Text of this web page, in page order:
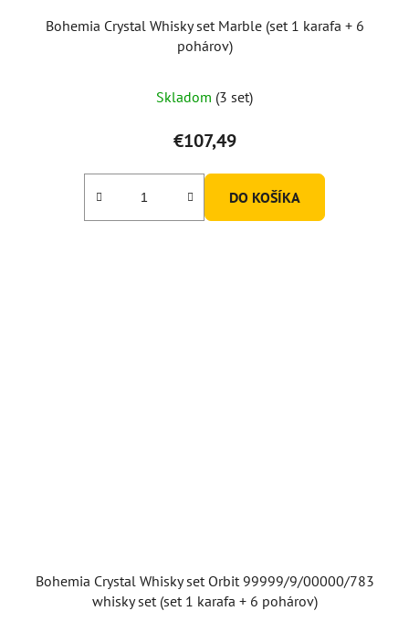
Bohemia Crystal Whisky set Marble (set 1 karafa + 6
pohárov)
Skladom (3 set)
€107,49
DO KOŠÍKA
Bohemia Crystal Whisky set Orbit 99999/9/00000/783
whisky set (set 1 karafa + 6 pohárov)